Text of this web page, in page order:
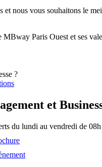
et nous vous souhaitons le
MBway Paris Ouest et ses
?
et
du lundi au vendredi de